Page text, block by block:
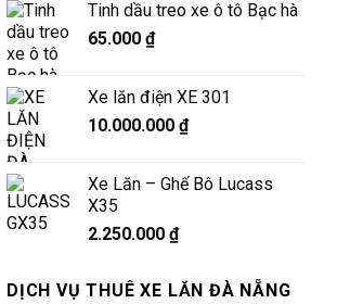
Tinh dầu treo xe ô tô Bạc hà
65.000 ₫
Xe lăn điện XE 301
10.000.000 ₫
Xe Lăn – Ghế Bô Lucass
X35
2.250.000 ₫
DỊCH VỤ THUÊ XE LĂN ĐÀ NẴNG